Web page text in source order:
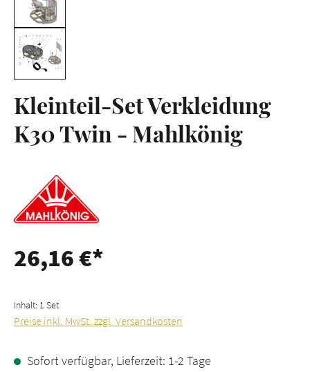
Kleinteil-Set Verkleidung
K30 Twin - Mahlkönig
26,16 €*
Inhalt: 1 Set
Preise inkl. MwSt. zzgl. Versandkosten
Sofort verfügbar, Lieferzeit: 1-2 Tage